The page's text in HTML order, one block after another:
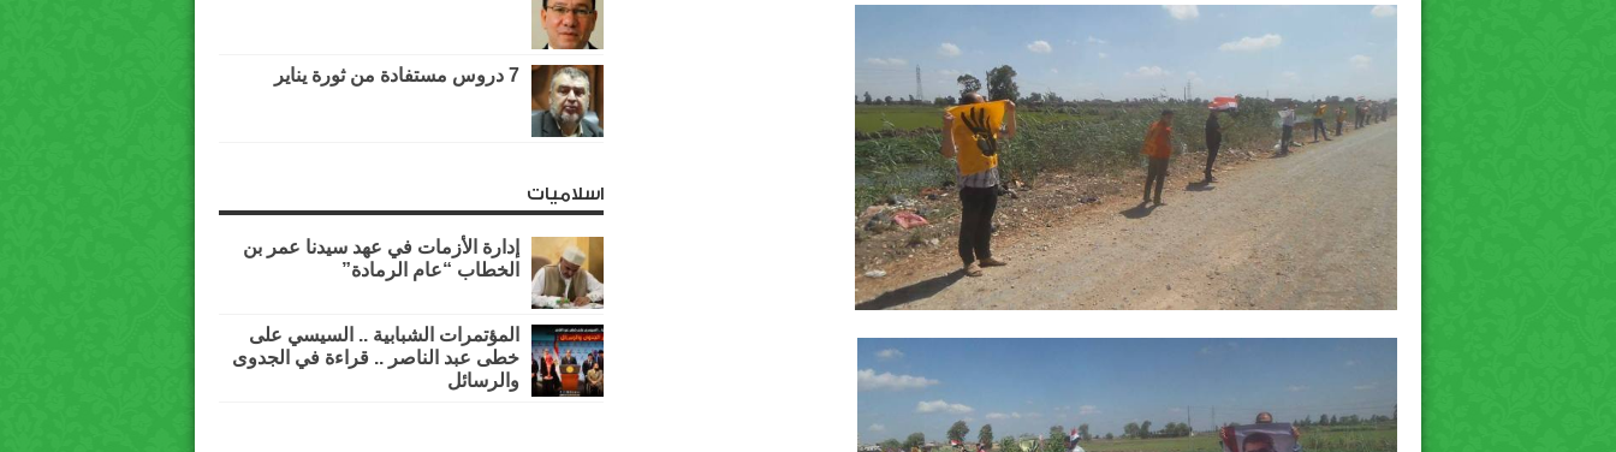
7 دروس مستفادة من ثورة يناير
اسلاميات
إدارة الأزمات في عهد سيدنا عمر بن
الخطاب “عام الرمادة”
المؤتمرات الشبابية .. السيسي على
خطى عبد الناصر .. قراءة في الجدوى
والرسائل